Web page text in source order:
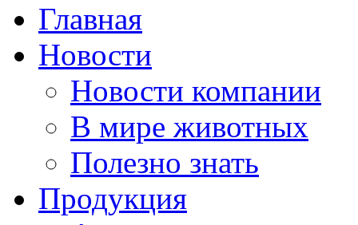
Главная
Новости
Новости компании
В мире животных
Полезно знать
Продукция